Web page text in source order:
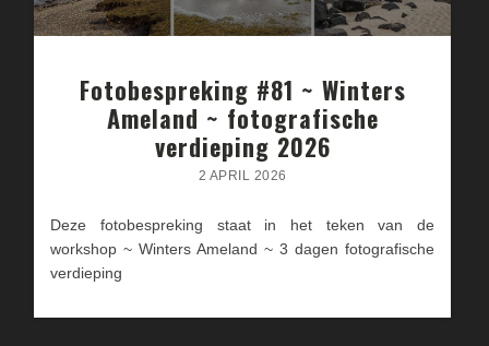
Fotobespreking #81 ~ Winters
Ameland ~ fotografische
verdieping 2026
2 APRIL 2026
Deze fotobespreking staat in het teken van de
workshop ~ Winters Ameland ~ 3 dagen fotografische
verdieping